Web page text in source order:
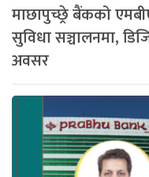
माछापुच्छ्रे बैंकको
सुविधा सञ्चालनमा,
अवसर